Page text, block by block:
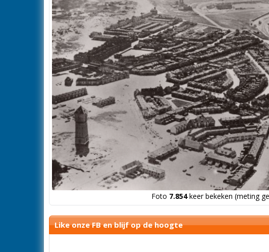
Foto 7.854keer bekeken (meting
Like onze FB en blijf op de hoogte